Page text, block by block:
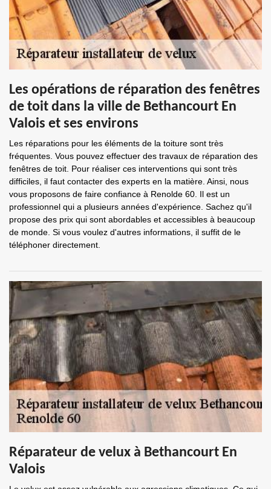
Les opérations de réparation des fenêtres
de toit dans la ville de Bethancourt En
Valois et ses environs
Les réparations pour les éléments de la toiture sont très
fréquentes. Vous pouvez effectuer des travaux de réparation des
fenêtres de toit. Pour réaliser ces interventions qui sont très
difficiles, il faut contacter des experts en la matière. Ainsi, nous
vous proposons de faire confiance à Renolde 60. Il est un
professionnel qui a plusieurs années d'expérience. Sachez qu'il
propose des prix qui sont abordables et accessibles à beaucoup
de monde. Si vous voulez d'autres informations, il suffit de le
téléphoner directement.
Réparateur de velux à Bethancourt En
Valois